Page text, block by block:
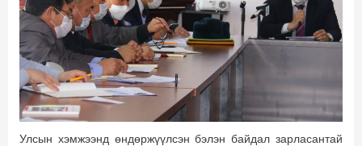
Улсын хэмжээнд өндөржүүлсэн бэлэн байдал зарласантай